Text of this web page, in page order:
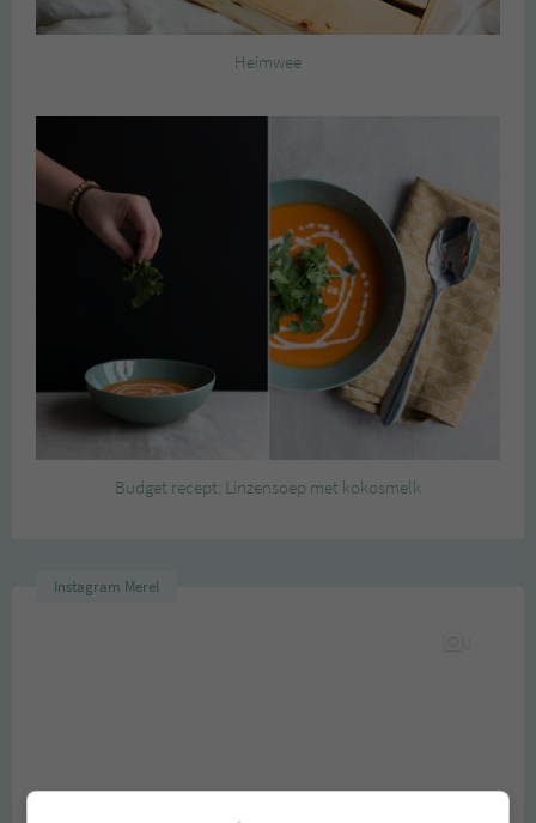
Heimwee
Budget recept: Linzensoep met kokosmelk
Instagram Merel